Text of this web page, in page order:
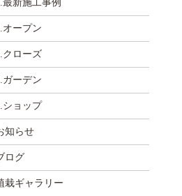
最新施工事例
オープン
クローズ
ガーデン
ショップ
知らせ
ログ
栽ギャラリー